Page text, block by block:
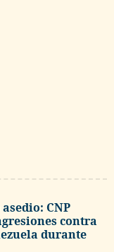
CNP
contra
durante